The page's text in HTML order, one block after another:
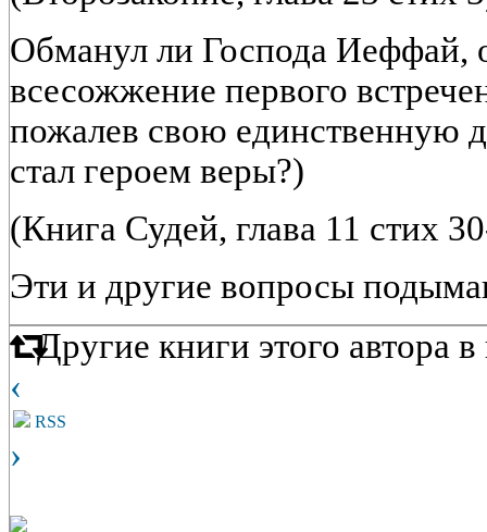
Обманул ли Господа Иеффай,
всесожжение первого
пожалев свою единственную
стал героем веры?)
(Книга Судей, глава 11 стих
Эти и другие вопросы
Другие книги этого автора
‹
RSS
›